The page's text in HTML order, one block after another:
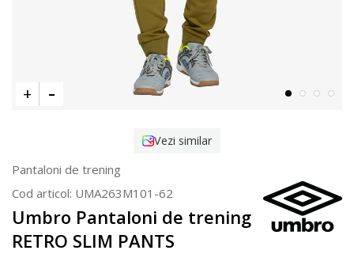
Vezi similar
Pantaloni de trening
Cod articol: UMA263M101-62
Umbro Pantaloni de trening
RETRO SLIM PANTS